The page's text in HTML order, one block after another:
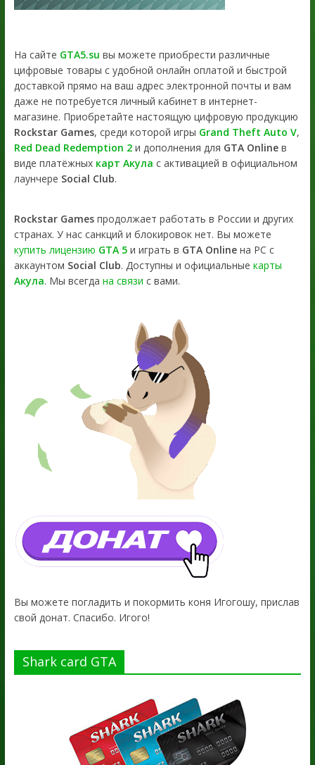
На сайте GTA5.su вы можете приобрести различные
цифровые товары с удобной онлайн оплатой и быстрой
доставкой прямо на ваш адрес электронной почты и вам
даже не потребуется личный кабинет в интернет-
магазине. Приобретайте настоящую цифровую продукцию
Rockstar Games, среди которой игры Grand Theft Auto V,
Red Dead Redemption 2и дополнения для GTA Onlineв
виде платёжных карт Акула с активацией в официальном
лаунчере Social Club.
Rockstar Gamesпродолжает работать в России и других
странах. У нас санкций и блокировок нет. Вы можете
купить лицензию GTA 5и играть в GTA Onlineна PC с
аккаунтом Social Club. Доступны и официальные карты
Акула. Мы всегда на связи с вами.
Вы можете погладить и покормить коня Игогошу, прислав
свой донат. Спасибо. Игого!
Shark card GTA